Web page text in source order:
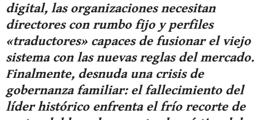
digital, las organizaciones necesitan
directores con rumbo fijo y perfiles
«traductores» capaces de fusionar el viejo
sistema con las nuevas reglas del mercado.
Finalmente, desnuda una crisis de
gobernanza familiar: el fallecimiento del
líder histórico enfrenta el frío recorte de